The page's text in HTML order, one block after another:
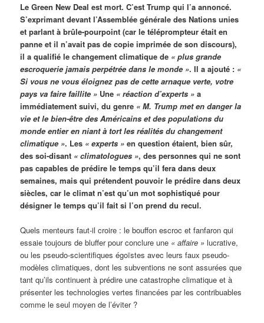
Le Green New Deal est mort. C’est Trump qui l’a annoncé.
S’exprimant devant l’Assemblée générale des Nations unies
et parlant à brûle-pourpoint (car le téléprompteur était en
panne et il n’avait pas de copie imprimée de son discours),
il a qualifié le changement climatique de « plus grande
escroquerie jamais perpétrée dans le monde ». Il a ajouté : «
Si vous ne vous éloignez pas de cette arnaque verte, votre
pays va faire faillite » Une « réaction d’experts » a
immédiatement suivi, du genre « M. Trump met en danger la
vie et le bien-être des Américains et des populations du
monde entier en niant à tort les réalités du changement
climatique ». Les « experts » en question étaient, bien sûr,
des soi-disant « climatologues », des personnes qui ne sont
pas capables de prédire le temps qu’il fera dans deux
semaines, mais qui prétendent pouvoir le prédire dans deux
siècles, car le climat n’est qu’un mot sophistiqué pour
désigner le temps qu’il fait si l’on prend du recul.
Quels menteurs faut-il croire : le bouffon escroc et fanfaron qui
essaie toujours de bluffer pour conclure une « affaire » lucrative,
ou les pseudo-scientifiques égoïstes avec leurs faux pseudo-
modèles climatiques, dont les subventions ne sont assurées que
tant qu’ils continuent à prédire une catastrophe climatique et à
présenter les technologies vertes financées par les contribuables
comme le seul moyen de l’éviter ?